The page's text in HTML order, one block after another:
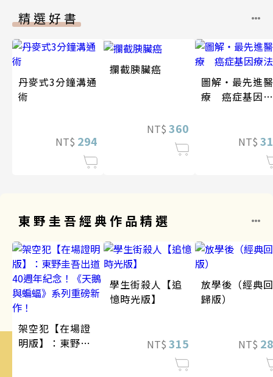
精選好書
丹麥式3分鐘溝通
術
NT$ 294
攔截胰臟癌
NT$ 360
圖解‧最先進醫
療 癌症基因療
NT$
東野圭吾經典作品精選
架空犯【在場證
明版】：東野圭
學生街殺人【追
憶時光版】
NT$ 315
放學後（經典回
歸版）
NT$